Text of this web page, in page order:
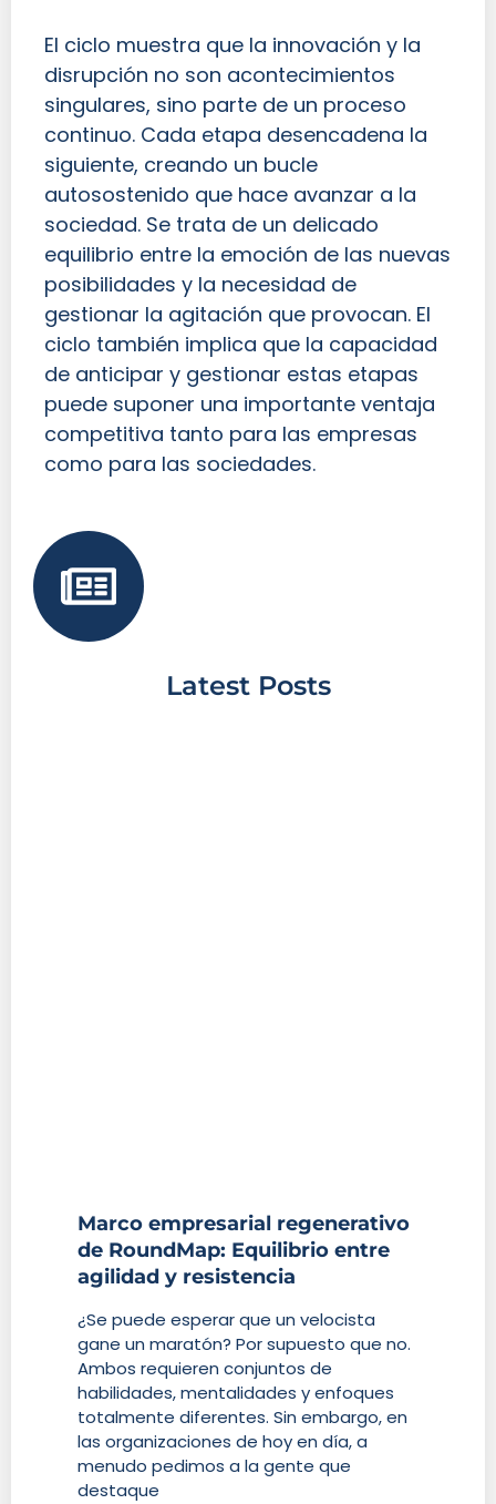
El ciclo muestra que la innovación y la
disrupción no son acontecimientos
singulares, sino parte de un proceso
continuo. Cada etapa desencadena la
siguiente, creando un bucle
autosostenido que hace avanzar a la
sociedad. Se trata de un delicado
equilibrio entre la emoción de las nuevas
posibilidades y la necesidad de
gestionar la agitación que provocan. El
ciclo también implica que la capacidad
de anticipar y gestionar estas etapas
puede suponer una importante ventaja
competitiva tanto para las empresas
como para las sociedades.
Latest Posts
Marco empresarial regenerativo
de RoundMap: Equilibrio entre
agilidad y resistencia
¿Se puede esperar que un velocista
gane un maratón? Por supuesto que no.
Ambos requieren conjuntos de
habilidades, mentalidades y enfoques
totalmente diferentes. Sin embargo, en
las organizaciones de hoy en día, a
menudo pedimos a la gente que
destaque